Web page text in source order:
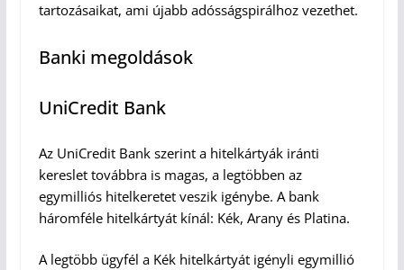
tartozásaikat, ami újabb adósságspirálhoz vezethet.
Banki megoldások
UniCredit Bank
Az UniCredit Bank szerint a hitelkártyák iránti
kereslet továbbra is magas, a legtöbben az
egymilliós hitelkeretet veszik igénybe. A bank
háromféle hitelkártyát kínál: Kék, Arany és Platina.
A legtöbb ügyfél a Kék hitelkártyát igényli egymillió